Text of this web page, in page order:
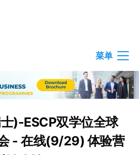
菜单
)-ESCP双学位全球
- 在线(9/29) 体验营